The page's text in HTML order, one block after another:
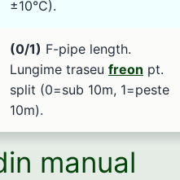
±10°C).
(0/1) F-pipe length.
Lungime traseu freon pt.
split (0=sub 10m, 1=peste
10m).
manual